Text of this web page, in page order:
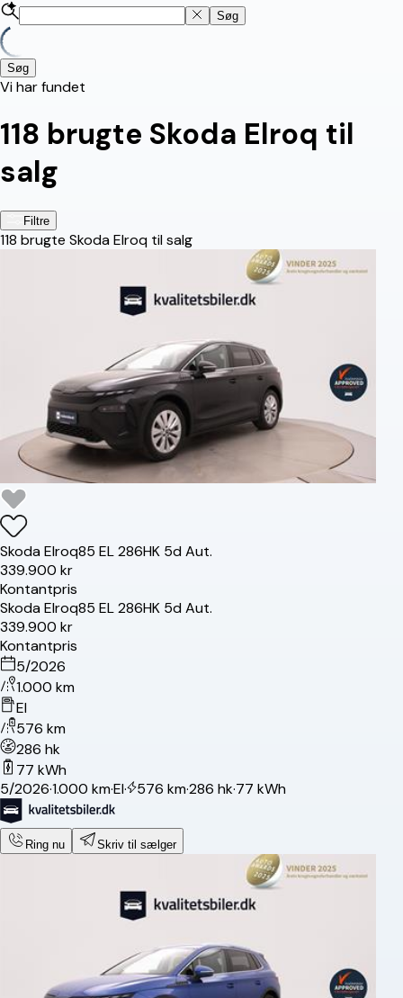
Søg
Søg
Vi har fundet
118 brugte Skoda Elroq til
salg
Filtre
118 brugte Skoda Elroq til salg
SkodaElroq85 EL 286HK 5d Aut.
339.900 kr
Kontantpris
SkodaElroq85 EL 286HK 5d Aut.
339.900 kr
Kontantpris
5/2026
1.000 km
El
576 km
286 hk
77 kWh
5/2026·1.000 km·El· 576 km·286 hk·77 kWh
Ring nu Skriv til sælger